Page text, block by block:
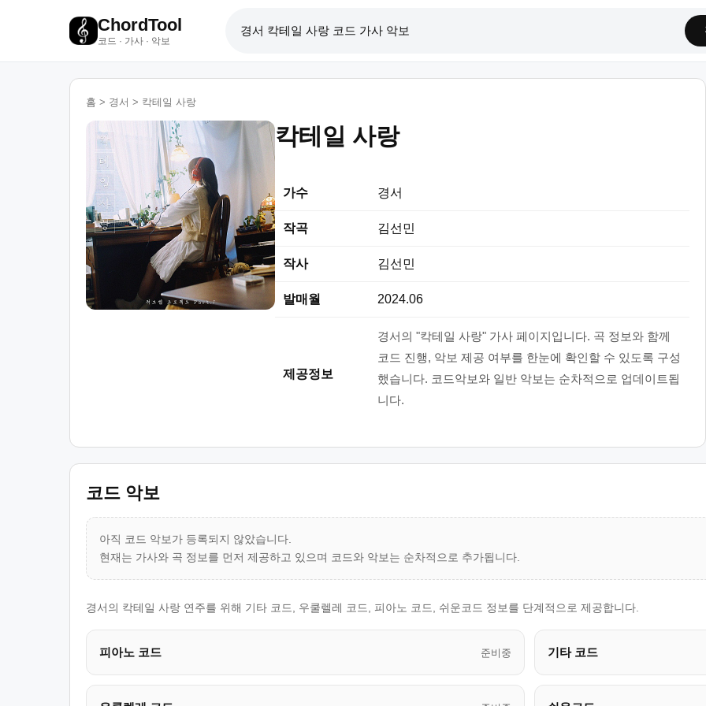
ChordTool
코드 · 가사 · 악보
홈 > 경서 > 칵테일 사랑
칵테일 사랑
가수 경서
작곡 김선민
작사 김선민
발매월 2024.06
제공정보
경서의 "칵테일 사랑" 가사 페이지입니다. 곡 정보와 함께
코드 진행, 악보 제공 여부를 한눈에 확인할 수 있도록 구성
했습니다. 코드악보와 일반 악보는 순차적으로 업데이트됩
니다.
코드 악보
아직 코드 악보가 등록되지 않았습니다.
현재는 가사와 곡 정보를 먼저 제공하고 있으며 코드와 악보는 순차적으로 추가됩니다.
경서의 칵테일 사랑 연주를 위해 기타 코드, 우쿨렐레 코드, 피아노 코드, 쉬운코드 정보를 단계적으로 제공합니다.
피아노 코드 준비중 기타 코드